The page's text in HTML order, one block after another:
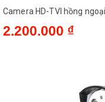
Camera HD-TVI hồng
2.200.000 ₫